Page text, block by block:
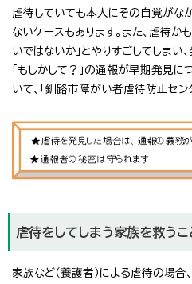
虐待していても本人にその自覚がな
ないケースもあります。また、虐待かも
いではないか」とやりすごしてしまい
「もしかして？」の通報が早期発見に
いて、「釧路市障がい者虐待防止セン
虐待をしてしまう家族を救う
家族など（養護者）による虐待の場合